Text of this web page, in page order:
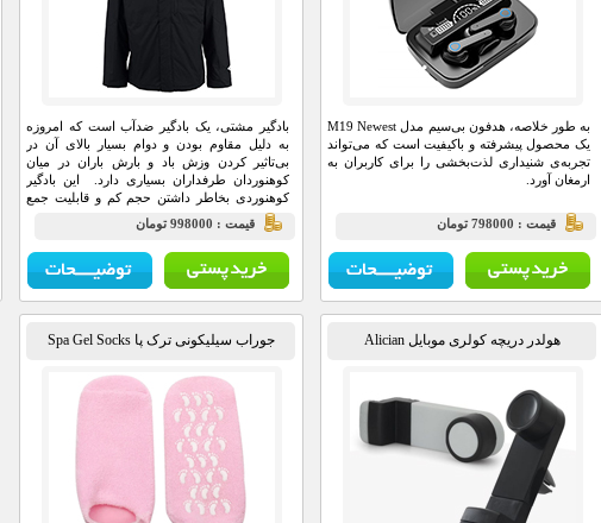
به طور خلاصه، هدفون بی‌سیم مدل M19 Newest
یک محصول پیشرفته و باکیفیت است که می‌تواند
تجربه‌ی شنیداری لذت‌بخشی را برای کاربران به
ارمغان آورد.
قيمت : 798000 تومان
بادگیر مشتی، یک بادگیر ضدآب است که امروزه
به دلیل مقاوم بودن و دوام بسیار بالای آن در
بی‌تاثیر کردن وزش باد و بارش باران در میان
کوهنوردان طرفداران بسیاری دارد. این بادگیر
کوهنوردی بخاطر داشتن حجم کم و قابلیت جمع
شدن در کاور حمل بسیار کوچک به بادگیر مشتی
معروف است، زیرا هنگام جمع شدن حجم آن به
انداز یک کف دست می‌شود.
قيمت : 998000 تومان
هولدر دریچه کولری موبایل Alician جوراب سیلیکونی ترک پا Spa Gel Socks